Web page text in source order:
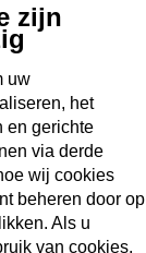
lasten. De
zijn
uw
het
en gerichte
via derde
wij cookies
beheren door op
Als u
van cookies,